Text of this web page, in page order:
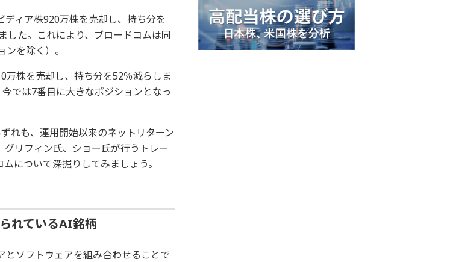
ィア株920万株を売却し、持ち分を
した。これにより、ブロードコムは同
を除く）。
万株を売却し、持ち分を52％減らしま
では7番目に大きなポジションとなっ
れも、運用開始以来のネットリターン
リフィン氏、ショー氏が行うトレー
について深掘りしてみましょう。
れているAI銘柄
とソフトウェアを組み合わせることで